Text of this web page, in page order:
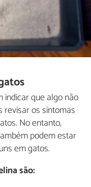
indicar que algo não
revisar os sintomas
No entanto,
podem estar
em gatos.
são: